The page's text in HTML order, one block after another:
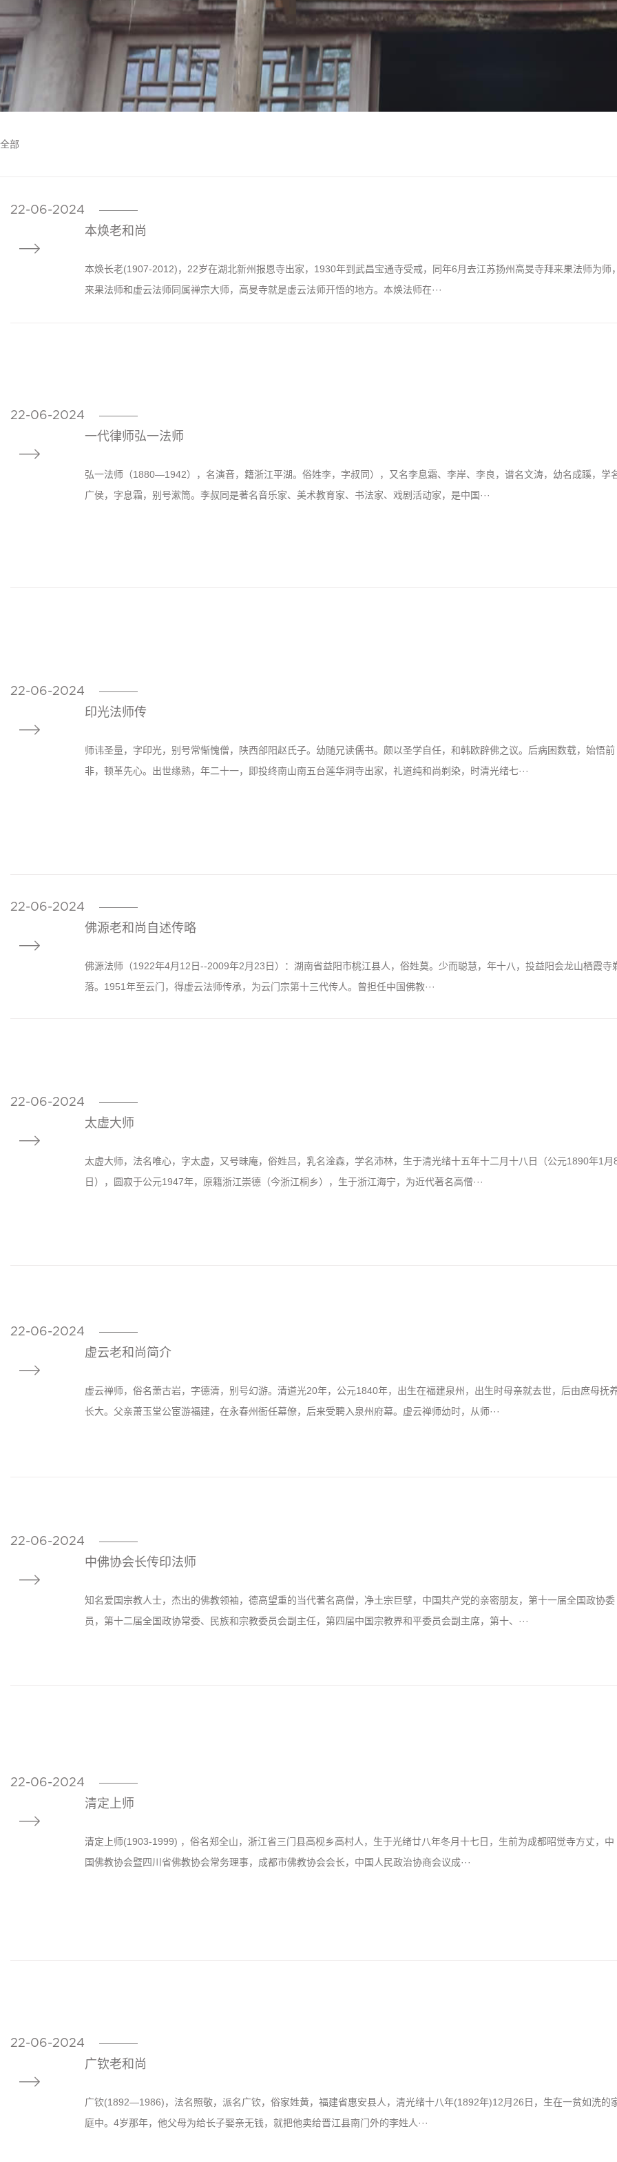
全部
22-06-2024

————
本焕老和尚
本焕长老(1907-2012)，22岁在湖北新州报恩寺出家，1930年到武昌宝通寺受戒，同年6月去江苏扬州高旻寺拜来果法师为师
来果法师和虚云法师同属禅宗大师，高旻寺就是虚云法师开悟的地方。本焕法师在···
22-06-2024

————
一代律师弘一法师
弘一法师（1880—1942），名演音，籍浙江平湖。俗姓李，字叔同），又名李息霜、李岸、李良，谱名文涛，幼名成蹊，学
广侯，字息霜，别号漱筒。李叔同是著名音乐家、美术教育家、书法家、戏剧活动家，是中国···
22-06-2024

————
印光法师传
师讳圣量，字印光，别号常惭愧僧，陕西郃阳赵氏子。幼随兄读儒书。颇以圣学自任，和韩欧辟佛之议。后病困数载，始悟前
非，顿革先心。出世缘熟，年二十一，即投终南山南五台莲华洞寺出家，礼道纯和尚剃染，时清光绪七···
22-06-2024

————
佛源老和尚自述传略
佛源法师（1922年4月12日--2009年2月23日）：湖南省益阳市桃江县人，俗姓莫。少而聪慧，年十八，投益阳会龙山栖霞寺
落。1951年至云门，得虚云法师传承，为云门宗第十三代传人。曾担任中国佛教···
22-06-2024

————
太虚大师
太虚大师，法名唯心，字太虚，又号昧庵，俗姓吕，乳名淦森，学名沛林，生于清光绪十五年十二月十八日（公元1890年1月
日），圆寂于公元1947年，原籍浙江崇德（今浙江桐乡），生于浙江海宁，为近代著名高僧···
22-06-2024

————
虚云老和尚简介
虚云禅师，俗名萧古岩，字德清，别号幻游。清道光20年，公元1840年，出生在福建泉州，出生时母亲就去世，后由庶母抚
长大。父亲萧玉堂公宦游福建，在永春州衙任幕僚，后来受聘入泉州府幕。虚云禅师幼时，从师···
22-06-2024

————
中佛协会长传印法师
知名爱国宗教人士，杰出的佛教领袖，德高望重的当代著名高僧，净土宗巨擘，中国共产党的亲密朋友，第十一届全国政协委
员，第十二届全国政协常委、民族和宗教委员会副主任，第四届中国宗教界和平委员会副主席，第十、···
22-06-2024

————
清定上师
清定上师(1903-1999) ，俗名郑全山，浙江省三门县高枧乡高村人，生于光绪廿八年冬月十七日，生前为成都昭觉寺方丈，中
国佛教协会暨四川省佛教协会常务理事，成都市佛教协会会长，中国人民政治协商会议成···
22-06-2024

————
广钦老和尚
广钦(1892—1986)，法名照敬，派名广钦，俗家姓黄，福建省惠安县人，清光绪十八年(1892年)12月26日，生在一贫如洗的
庭中。4岁那年，他父母为给长子娶亲无钱，就把他卖给晋江县南门外的李姓人···